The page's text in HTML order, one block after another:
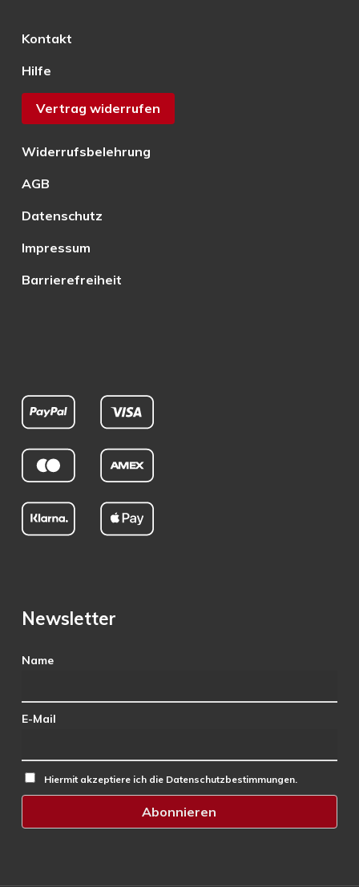
Kontakt
Hilfe
Vertrag widerrufen
Widerrufsbelehrung
AGB
Datenschutz
Impressum
Barrierefreiheit
Newsletter
Name
E-Mail
Hiermit akzeptiere ich die Datenschutzbestimmungen.